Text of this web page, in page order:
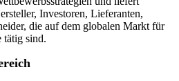
Investoren, Lieferanten,
die auf dem globalen Markt für
tätig sind.